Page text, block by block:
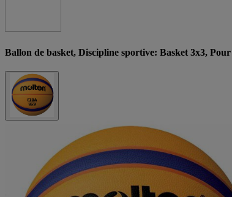
Ballon de basket, Discipline sportive: Basket 3x3,